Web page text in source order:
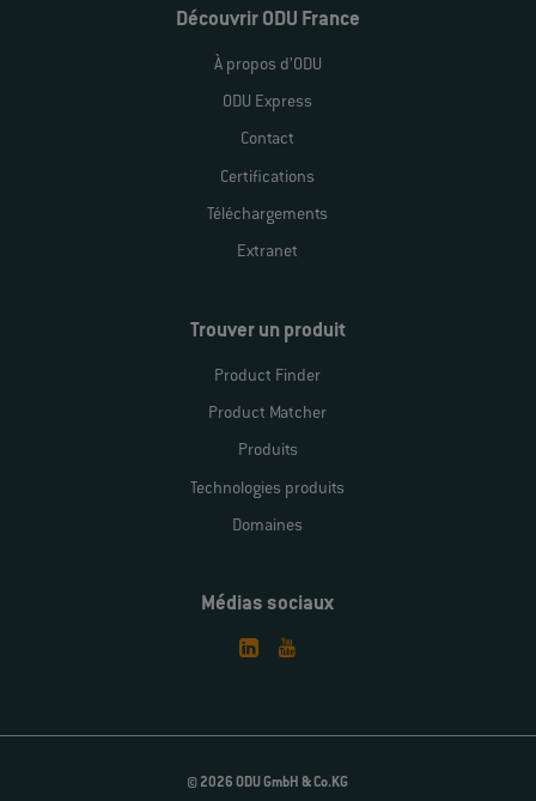
Découvrir ODU France
À propos d’ODU
ODU Express
Contact
Certifications
Téléchargements
Extranet
Trouver un produit
Product Finder
Product Matcher
Produits
Technologies produits
Domaines
Médias sociaux
© 2026 ODU GmbH & Co.KG